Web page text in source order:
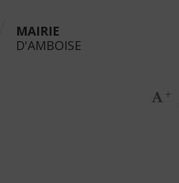
MAIRIE
D'AMBOISE